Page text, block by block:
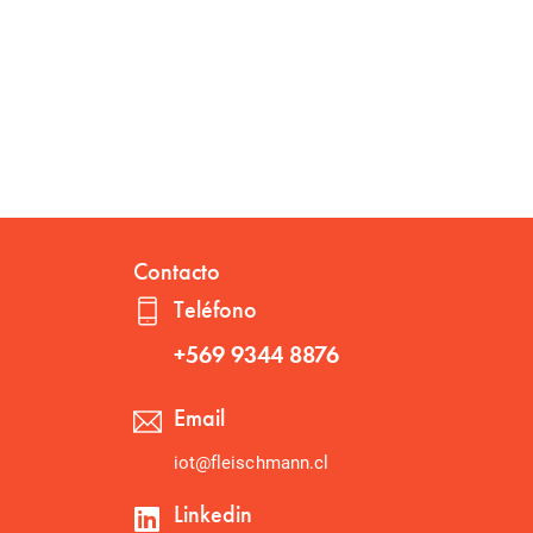
Contacto
Teléfono
+569 9344 8876
Email
iot@fleischmann.cl
Linkedin